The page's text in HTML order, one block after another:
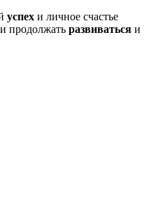
успех и личное счастье
и продолжать развиваться и